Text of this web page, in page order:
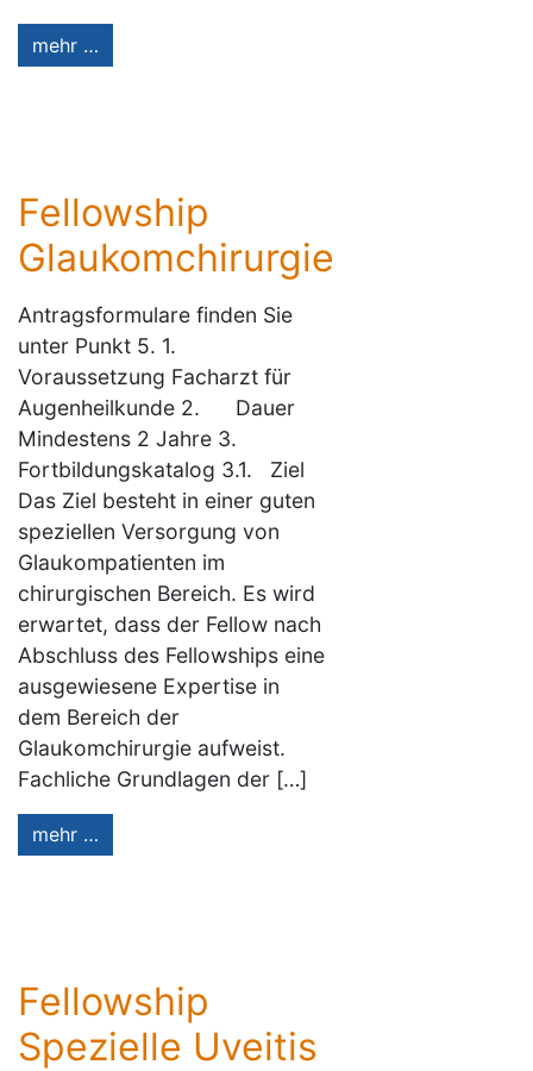
mehr …
Fellowship
Glaukomchirurgie
Antragsformulare finden Sie
unter Punkt 5. 1.
Voraussetzung Facharzt für
Augenheilkunde 2. Dauer
Mindestens 2 Jahre 3.
Fortbildungskatalog 3.1. Ziel
Das Ziel besteht in einer guten
speziellen Versorgung von
Glaukompatienten im
chirurgischen Bereich. Es wird
erwartet, dass der Fellow nach
Abschluss des Fellowships eine
ausgewiesene Expertise in
dem Bereich der
Glaukomchirurgie aufweist.
Fachliche Grundlagen der […]
mehr …
Fellowship
Spezielle Uveitis